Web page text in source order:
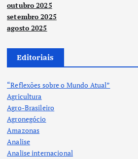
outubro 2025
setembro 2025
agosto 2025
Editoriais
“Reflexões sobre o Mundo Atual”
Agricultura
Agro-Brasileiro
Agronegócio
Amazonas
Analise
Analise internacional